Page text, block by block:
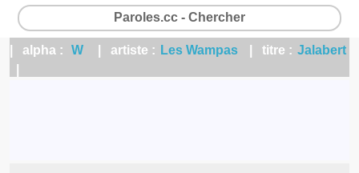
Paroles.cc - Chercher
| alpha : W | artiste : Les Wampas | titre : Jalabert